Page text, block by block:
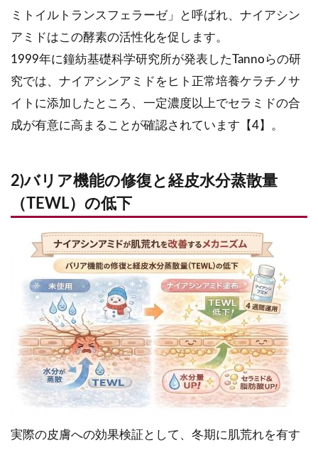
ミトイルトランスフェラーゼ」と呼ばれ、ナイアシン
アミドはこの酵素の活性化を促します。
1999年に鐘紡基礎科学研究所が発表したTannoらの研
究では、ナイアシンアミドをヒト正常培養ケラチノサ
イトに添加したところ、一定濃度以上でセラミドの合
成が有意に高まることが確認されています【4】。
2)バリア機能の修復と経皮水分蒸散量
（TEWL）の低下
実際の皮膚への効果検証として、冬期に肌荒れを有す